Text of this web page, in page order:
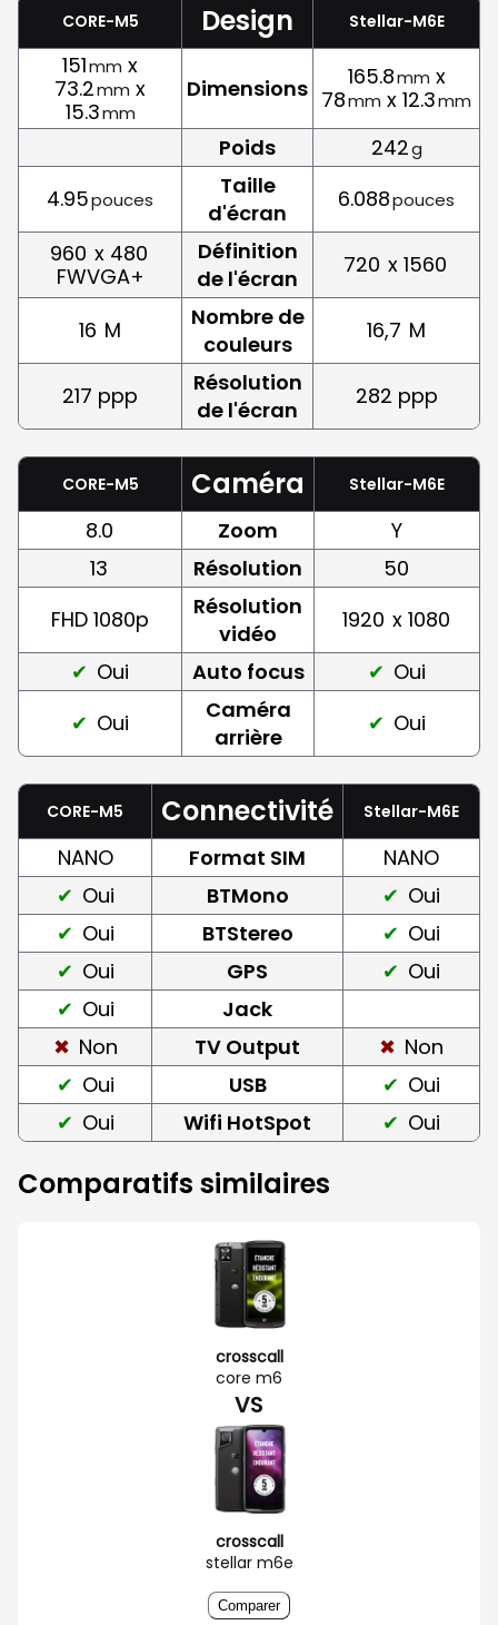
CORE-M5 Design Stellar-M6E
151mm x
73.2mm x
15.3mm
Dimensions 165.8mm x
78mm x 12.3mm
Poids 242g
4.95pouces
Taille
d'écran
6.088pouces
960 x 480
FWVGA+
Définition
de l'écran
720 x 1560
16 M
Nombre de
couleurs
16,7 M
217 ppp
Résolution
de l'écran
282 ppp
CORE-M5 Caméra Stellar-M6E
8.0 Zoom
Y
13
Résolution
50
FHD 1080p
Résolution
vidéo
1920 x 1080
Oui
Auto focus
Oui
Oui
Caméra
arrière
Oui
CORE-M5 Connectivité Stellar-M6E
NANO Format SIM
NANO
Oui
BTMono
Oui
Oui
BTStereo
Oui
Oui
GPS
Oui
Oui
Jack
Non
TV Output
Non
Oui
USB
Oui
Oui
Wifi HotSpot Oui
Comparatifs similaires
crosscall
core m6
VS
crosscall
stellar m6e
Comparer